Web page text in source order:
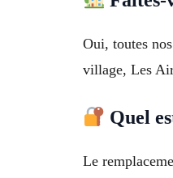
Oui, toutes
village, Les
Quel
Le